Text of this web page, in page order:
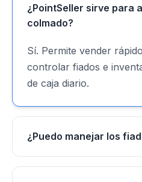
¿PointSeller sirve para
colmado?
Sí. Permite vender
controlar fiados e
de caja diario.
¿Puedo manejar los